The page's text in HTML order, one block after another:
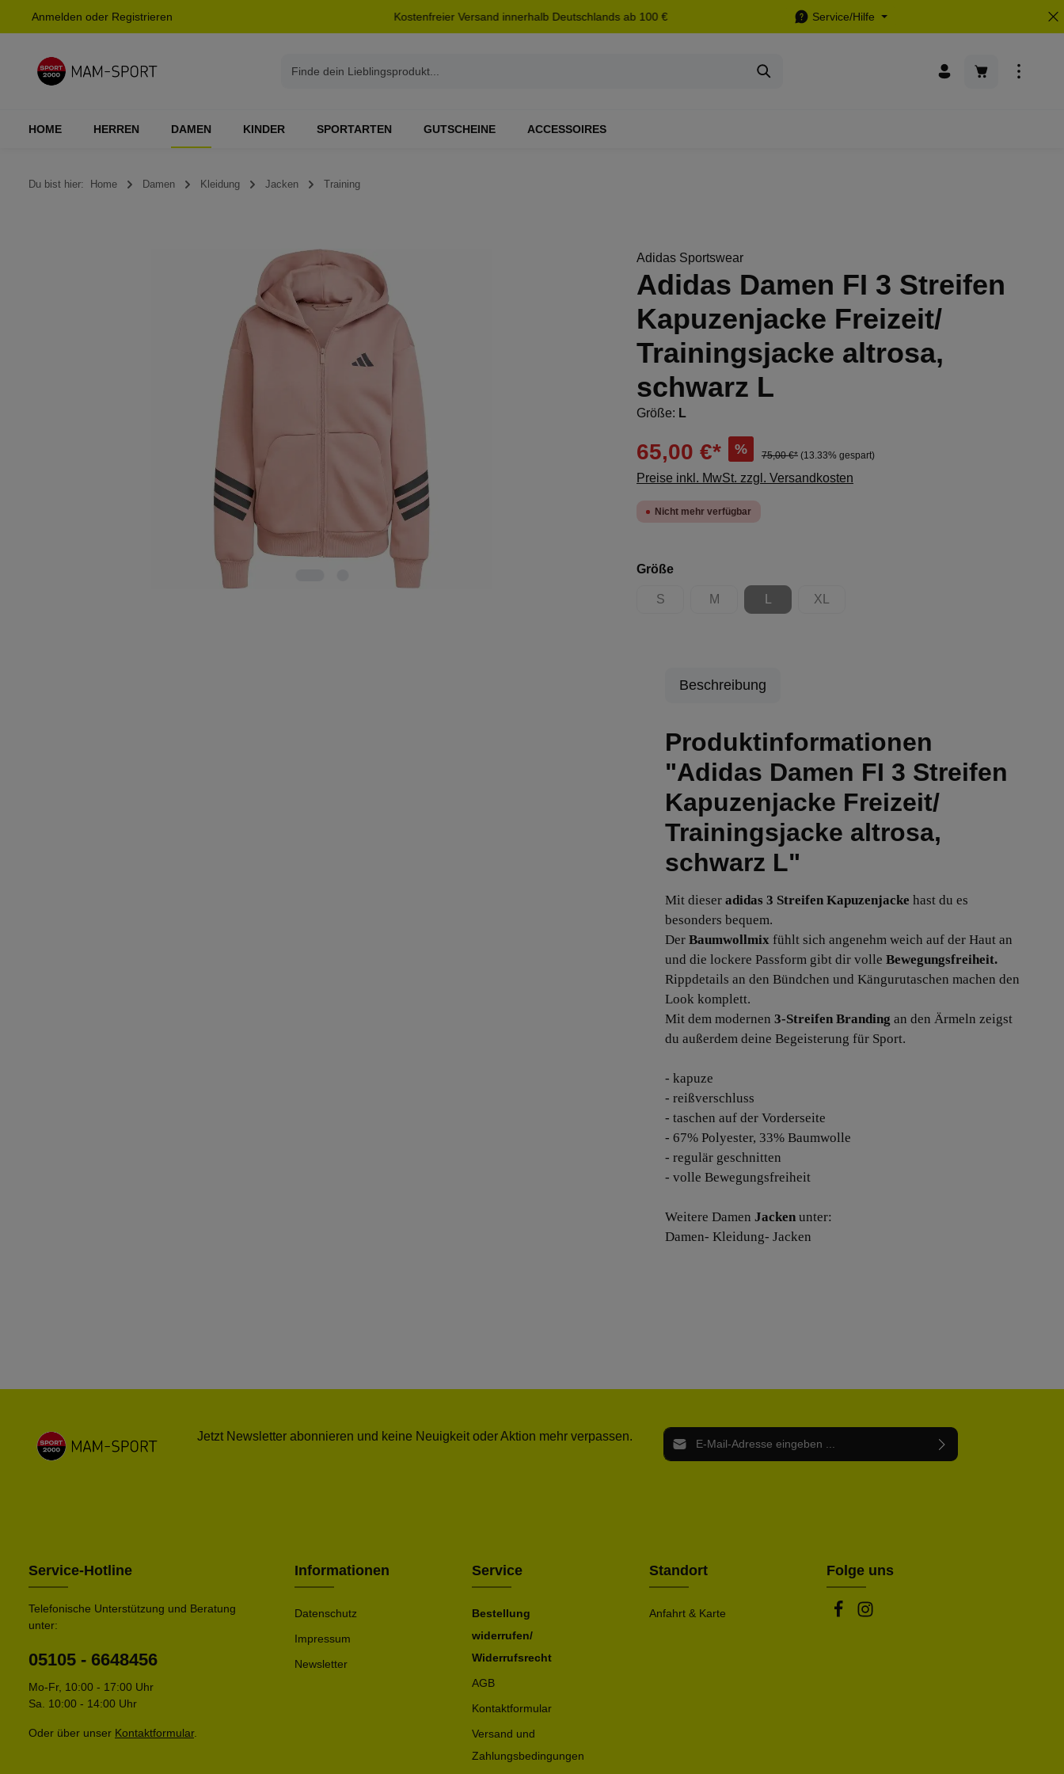
Zur Hauptnavigation springen
Anmelden oder Registrieren Kostenfreier Versand innerhalb Deutschlands ab 100 € Service/Hilfe
Warenkorb
HOME HERREN DAMEN KINDER SPORTARTEN GUTSCHEINE ACCESSOIRES
Du bist hier: Home Damen Kleidung Jacken Training
Adidas Sportswear
Adidas Damen FI 3 Streifen
Kapuzenjacke Freizeit/
Trainingsjacke altrosa,
schwarz L
Größe: L
65,00 €* % 75,00 €* (13.33% gespart)
Preise inkl. MwSt. zzgl. Versandkosten
Nicht mehr verfügbar
Größeauswählen
S
(Diese Option ist zurzeit nicht verfügbar.)
M
(Diese Option ist zurzeit nicht verfügbar.)
(Diese Option ist zurzeit nicht verfügbar.)
XL
(Diese Option ist zurzeit nicht verfügbar.)
Beschreibung
Produktinformationen
"Adidas Damen FI 3 Streifen
Kapuzenjacke Freizeit/
Trainingsjacke altrosa,
schwarz L"
Mit dieser adidas 3 Streifen Kapuzenjacke hast du es
besonders bequem.
Der Baumwollmix fühlt sich angenehm weich auf der Haut an
und die lockere Passform gibt dir volle Bewegungsfreiheit.
Rippdetails an den Bündchen und Kängurutaschen machen den
Look komplett.
Mit dem modernen 3-Streifen Branding an den Ärmeln zeigst
du außerdem deine Begeisterung für Sport.
- kapuze
- reißverschluss
- taschen auf der Vorderseite
- 67% Polyester, 33% Baumwolle
- regulär geschnitten
- volle Bewegungsfreiheit
Weitere Damen Jacken unter:
Damen- Kleidung- Jacken
Jetzt Newsletter abonnieren und keine Neuigkeit oder Aktion mehr verpassen. E-Mail-Adresse*
Service-Hotline
Telefonische Unterstützung und Beratung
unter:
05105 - 6648456
Mo-Fr, 10:00 - 17:00 Uhr
Sa. 10:00 - 14:00 Uhr
Oder über unser Kontaktformular.
Informationen
Datenschutz
Impressum
Newsletter
Service
Bestellung
widerrufen/
Widerrufsrecht
AGB
Kontaktformular
Versand und
Zahlungsbedingungen
Standort
Anfahrt & Karte
Folge uns